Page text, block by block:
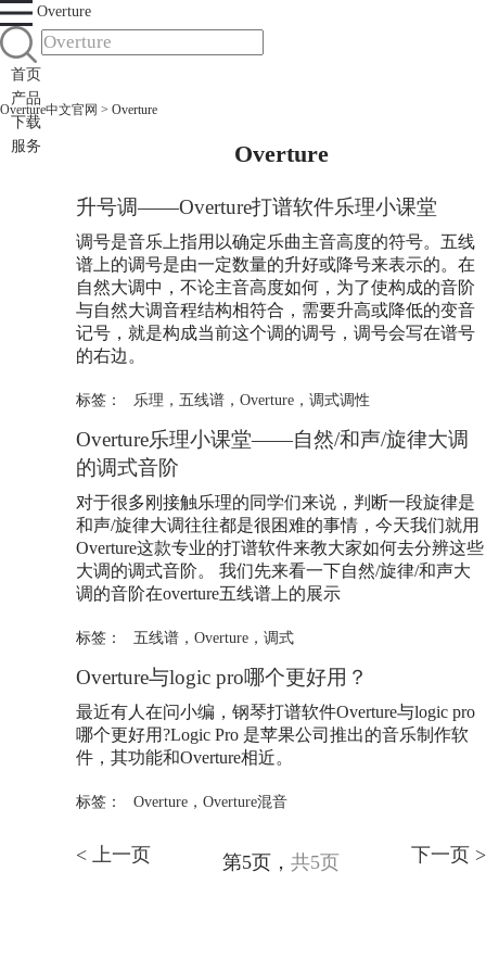
Overture
首页
产品
下载
服务
Overture中文官网 > Overture
Overture
升号调——Overture打谱软件乐理小课堂
调号是音乐上指用以确定乐曲主音高度的符号。五线
谱上的调号是由一定数量的升好或降号来表示的。在
自然大调中，不论主音高度如何，为了使构成的音阶
与自然大调音程结构相符合，需要升高或降低的变音
记号，就是构成当前这个调的调号，调号会写在谱号
的右边。
标签： 乐理 ， 五线谱， Overture， 调式调性
Overture乐理小课堂——自然/和声/旋律大调
的调式音阶
对于很多刚接触乐理的同学们来说，判断一段旋律是
和声/旋律大调往往都是很困难的事情，今天我们就用
Overture这款专业的打谱软件来教大家如何去分辨这些
大调的调式音阶。 我们先来看一下自然/旋律/和声大
调的音阶在overture五线谱上的展示
标签： 五线谱， Overture， 调式
Overture与logic pro哪个更好用？
最近有人在问小编，钢琴打谱软件Overture与logic pro
哪个更好用?Logic Pro 是苹果公司推出的音乐制作软
件，其功能和Overture相近。
标签： Overture， Overture混音
< 上一页 第5页， 共5页 下一页 >